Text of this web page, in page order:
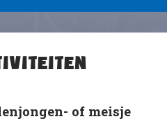
of meisje